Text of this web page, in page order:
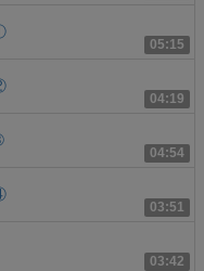
05:15
04:19
04:54
03:51
03:42